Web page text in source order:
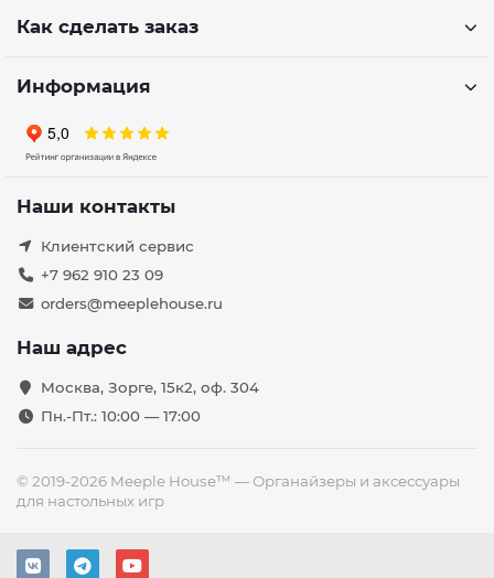
Как сделать заказ
Информация
Наши контакты
Клиентский сервис
+7 962 910 23 09
orders@meeplehouse.ru
Наш адрес
Москва, Зорге, 15к2, оф. 304
Пн.-Пт.: 10:00 — 17:00
© 2019-2026 Meeple House™ — Органайзеры и аксессуары
для настольных игр